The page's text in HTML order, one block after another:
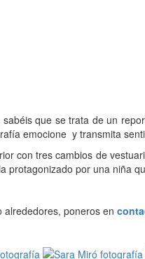
sabéis que se trata de un
emocione y transmita
con tres cambios de
por una niña
alrededores, poneros en